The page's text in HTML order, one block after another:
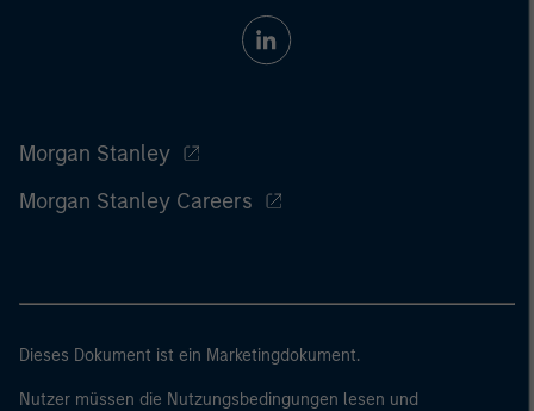
Morgan Stanley
Morgan Stanley Careers
Dieses Dokument ist ein Marketingdokument.
Nutzer müssen die Nutzungsbedingungen lesen und